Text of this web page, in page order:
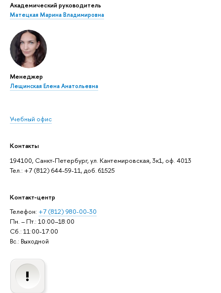
Академический руководитель
Матецкая Марина Владимировна
Менеджер
Лещинская Елена Анатольевна
Учебный офис
Контакты
194100, Санкт-Петербург, ул. Кантемировская, 3к1, оф. 4013
Тел.: +7 (812) 644-59-11, доб. 61525
Контакт-центр
Телефон: +7 (812) 980-00-30
Пн. – Пт.: 10:00–18:00
Сб.: 11:00-17:00
Вс.: Выходной